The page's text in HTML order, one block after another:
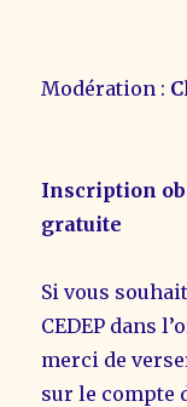
Modération :
Inscription
gratuite
Si vous
CEDEP dans
merci de
sur le compte